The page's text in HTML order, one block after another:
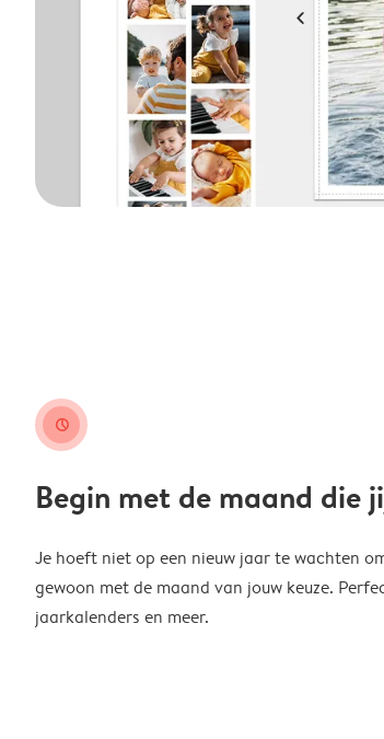
clock
Begin met de maand die
Je hoeft niet op een nieuw jaar te wachten
gewoon met de maand van jouw keuze.
jaarkalenders en meer.